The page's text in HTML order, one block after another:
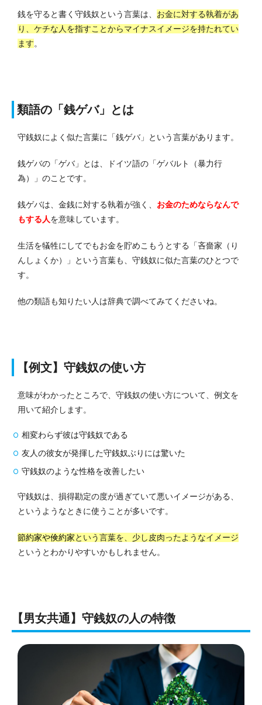
銭を守ると書く守銭奴という言葉は、 お金に対する執着があ
り、ケチな人を指すことからマイナスイメージを持たれてい
ます。
類語の「銭ゲバ」とは
守銭奴によく似た言葉に「銭ゲバ」という言葉があります。
銭ゲバの「ゲバ」とは、ドイツ語の「ゲバルト（暴力行
為）」のことです。
銭ゲバは、金銭に対する執着が強く、 お金のためならなんで
もする人を意味しています。
生活を犠牲にしてでもお金を貯めこもうとする「吝嗇家（り
んしょくか）」という言葉も、守銭奴に似た言葉のひとつで
す。
他の類語も知りたい人は辞典で調べてみてくださいね。
【例文】守銭奴の使い方
意味がわかったところで、守銭奴の使い方について、例文を
用いて紹介します。
相変わらず彼は守銭奴である
友人の彼女が発揮した守銭奴ぶりには驚いた
守銭奴のような性格を改善したい
守銭奴は、損得勘定の度が過ぎていて悪いイメージがある、
というようなときに使うことが多いです。
節約家や倹約家という言葉を、少し皮肉ったようなイメージ
というとわかりやすいかもしれません。
【男女共通】守銭奴の人の特徴